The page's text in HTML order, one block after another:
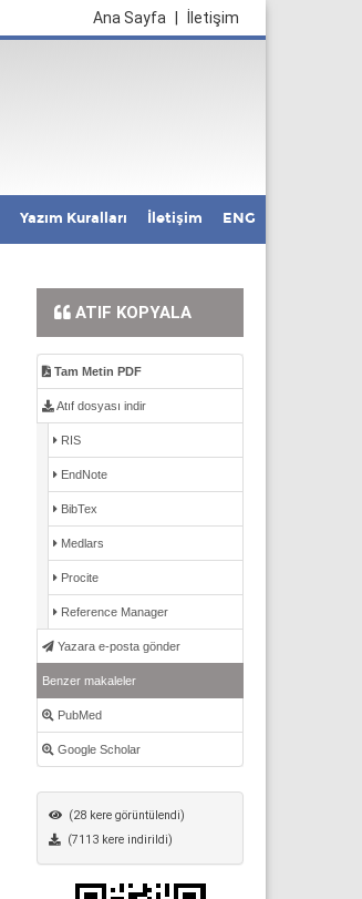
İletişim
Ana Sayfa
Yazım Kuralları İletişim ENG
ATIF KOPYALA
Tam Metin PDF
Atıf dosyası indir
RIS
EndNote
BibTex
Medlars
Procite
Reference Manager
Yazara e-posta gönder
Benzer makaleler
PubMed
Google Scholar
(28 kere görüntülendi)
(7113 kere indirildi)